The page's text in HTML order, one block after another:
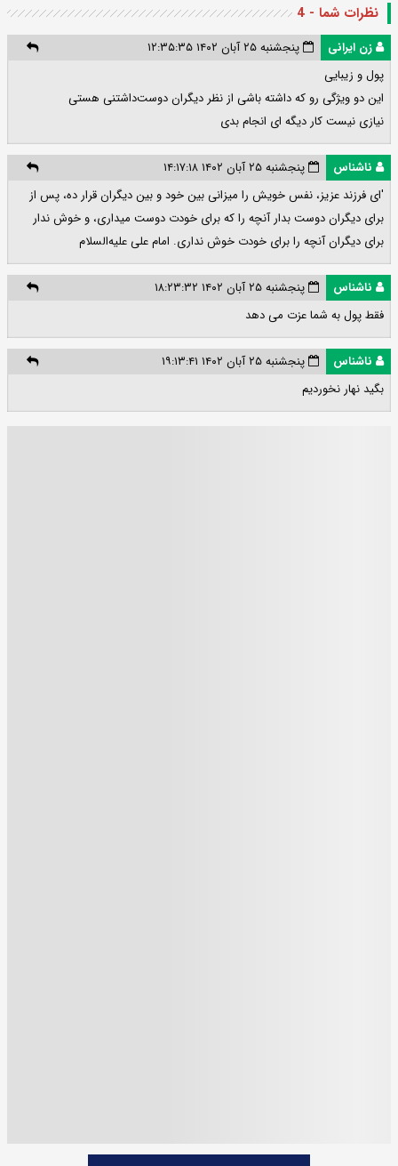
نظرات شما - 4
زن ایرانی
پنجشنبه ۲۵ آبان ۱۴۰۲ ۱۲:۳۵:۳۵
پول و زیبایی
این دو ویژگی رو که داشته باشی از نظر دیگران دوست‌داشتنی هستی
نیازی نیست کار دیگه ای انجام بدی
ناشناس
پنجشنبه ۲۵ آبان ۱۴۰۲ ۱۴:۱۷:۱۸
'اى فرزند عزيز، نفس خويش را ميزانى بين خود و بين ديگران قرار ده، پس از
براى ديگران دوست بدار آنچه را كه براى خودت دوست ميدارى، و خوش ندار
براى ديگران آنچه را براى خودت خوش ندارى. امام علی علیه‌السلام
ناشناس
پنجشنبه ۲۵ آبان ۱۴۰۲ ۱۸:۲۳:۳۲
فقط پول به شما عزت می دهد
ناشناس
پنجشنبه ۲۵ آبان ۱۴۰۲ ۱۹:۱۳:۴۱
بگید نهار نخوردیم